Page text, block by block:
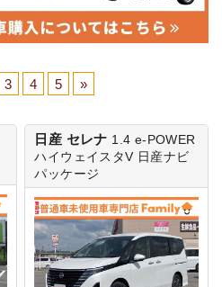
3 4 5 »
日産 セレナ 1.4 e-POWER
ハイウェイスタV 日産ナビ
パッケージ